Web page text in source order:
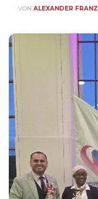
VON ALEXANDER FRANZ